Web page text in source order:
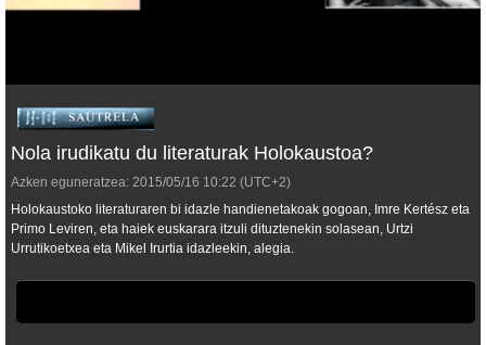
Nola irudikatu du literaturak Holokaustoa?
Azken eguneratzea: 2015/05/16 10:22 (UTC+2)
Holokaustoko literaturaren bi idazle handienetakoak gogoan, Imre Kertész eta
Primo Leviren, eta haiek euskarara itzuli dituztenekin solasean, Urtzi
Urrutikoetxea eta Mikel Irurtia idazleekin, alegia.